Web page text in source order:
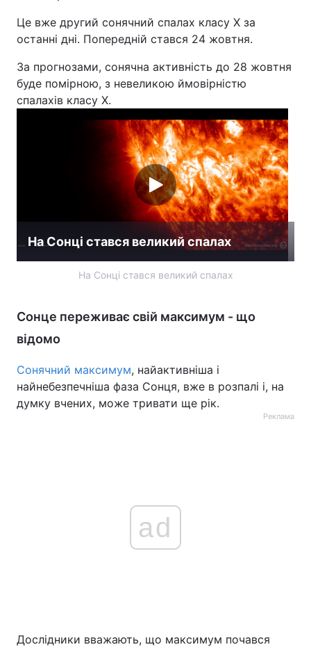
Екологія Регіони
Відео з Youtube
Думки
Вакансії
Тема оформлення
Це вже другий сонячний спалах класу X за
останні дні. Попередній стався 24 жовтня.
За прогнозами, сонячна активність до 28 жовтня
буде помірною, з невеликою ймовірністю
спалахів класу X.
На Сонці стався великий спалах
На Сонці стався великий спалах
Сонце переживає свій максимум - що
відомо
Сонячний максимум, найактивніша і
найнебезпечніша фаза Сонця, вже в розпалі і, на
думку вчених, може тривати ще рік.
Реклама
ad
Дослідники вважають, що максимум почався